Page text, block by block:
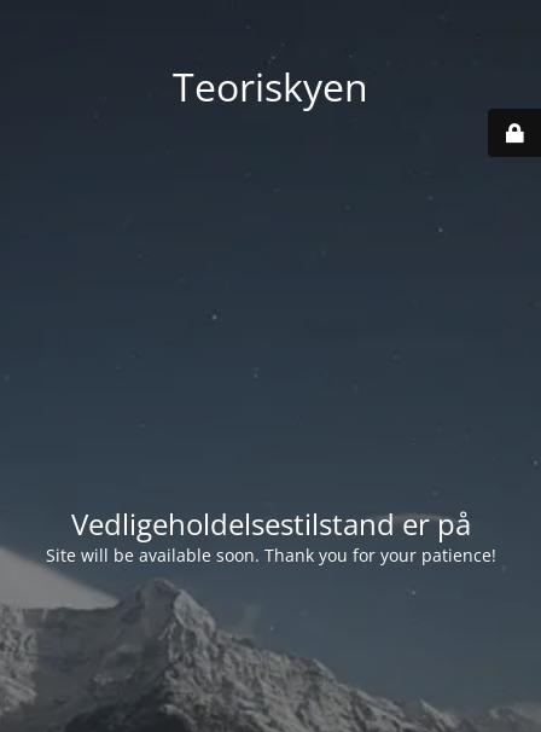
Teoriskyen
Vedligeholdelsestilstand er på
Site will be available soon. Thank you for your patience!